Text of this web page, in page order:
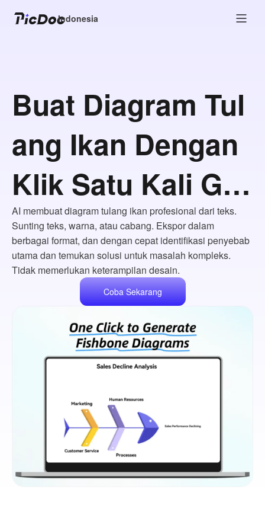
Indonesia
Buat Diagram Tul
ang Ikan Dengan
Klik Satu Kali GR
ATIS
AI membuat diagram tulang ikan profesional dari teks.
Sunting teks, warna, atau cabang. Ekspor dalam
berbagai format, dan dengan cepat identifikasi penyebab
utama dan temukan solusi untuk masalah kompleks.
Tidak memerlukan keterampilan desain.
Coba Sekarang